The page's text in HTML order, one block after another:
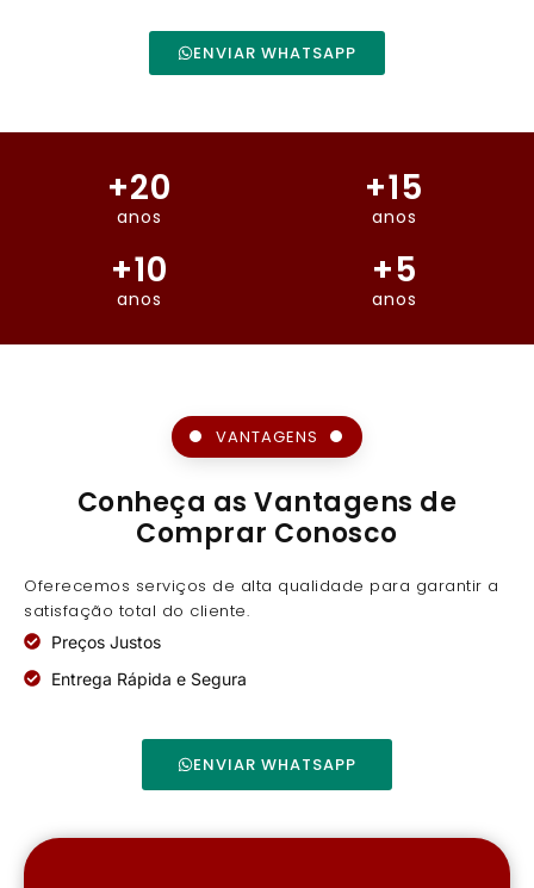
ENVIAR WHATSAPP
anos
+20
anos
+15
anos
+10
anos
+5
VANTAGENS
Conheça as Vantagens de
Comprar Conosco
Oferecemos serviços de alta qualidade para garantir a
satisfação total do cliente.
Preços Justos
Entrega Rápida e Segura
ENVIAR WHATSAPP